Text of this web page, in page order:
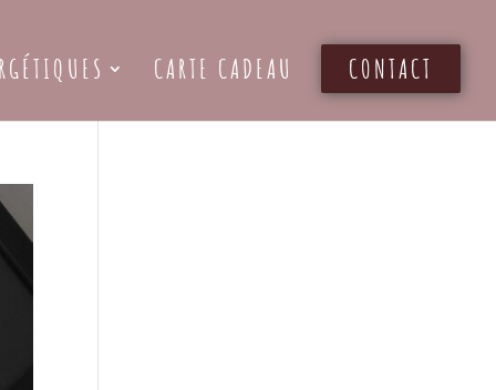
CARTE CADEAU CONTACT